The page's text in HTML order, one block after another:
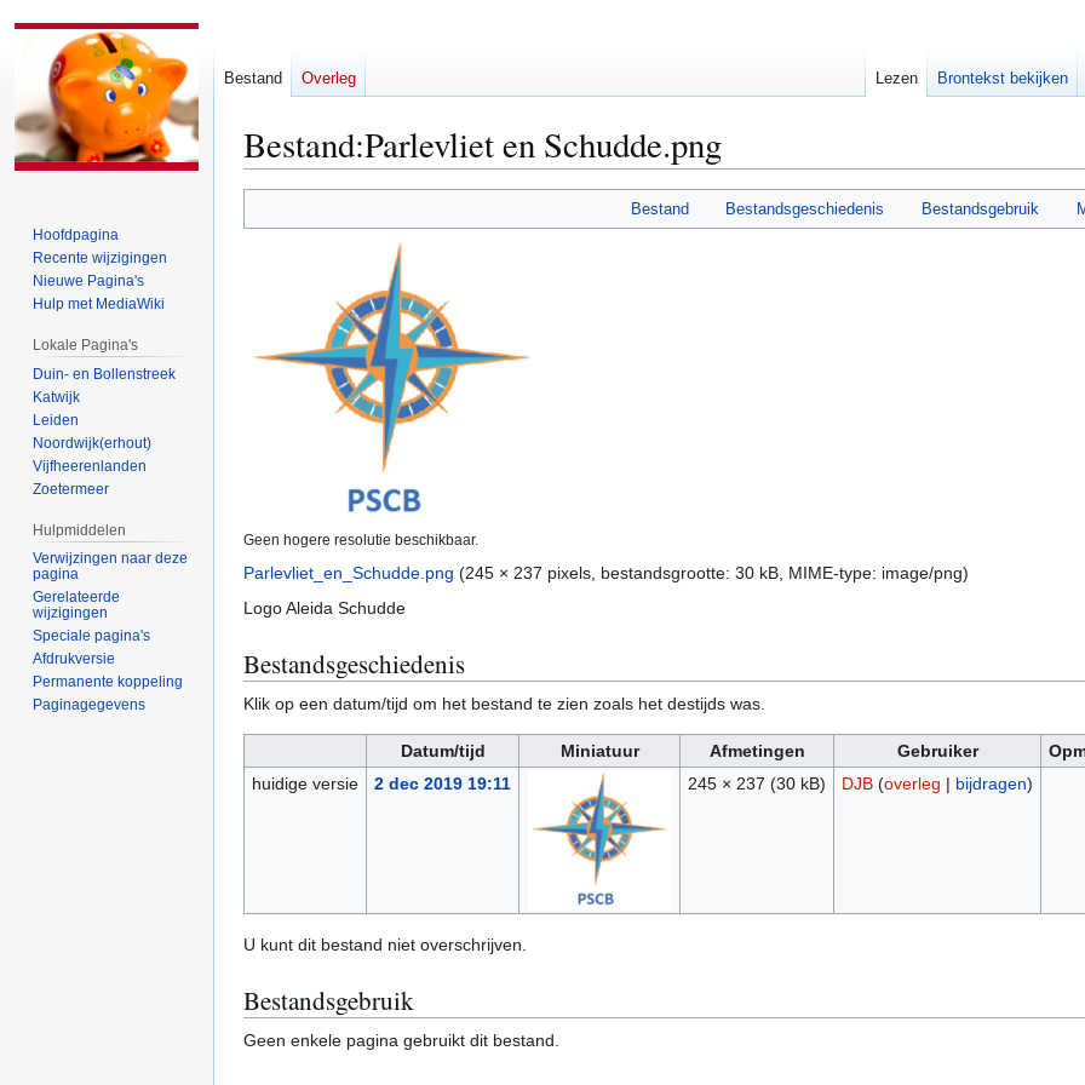
Bestand:Parlevliet en Schudde.png
navigatie
zoeken
Bestand Bestandsgeschiedenis Bestandsgebruik
Geen hogere resolutie beschikbaar.
Parlevliet_en_Schudde.png (245 × 237 pixels, bestandsgrootte: 30 kB, MIME-type: image/png)
Logo Aleida Schudde
Bestandsgeschiedenis
Klik op een datum/tijd om het bestand te zien zoals het destijds was.
Datum/tijd Miniatuur Afmetingen Gebruiker
huidige versie
2 dec 2019 19:11 245 × 237 (30 kB) DJB (overleg | bijdragen)
U kunt dit bestand niet overschrijven.
Bestandsgebruik
Geen enkele pagina gebruikt dit bestand.
Bestand Overleg Lezen Brontekst bekijken
Hoofdpagina
Recente wijzigingen
Nieuwe Pagina's
Hulp met MediaWiki
Lokale Pagina's
Duin- en Bollenstreek
Katwijk
Leiden
Noordwijk(erhout)
Vijfheerenlanden
Zoetermeer
Hulpmiddelen
Verwijzingen naar deze
pagina
Gerelateerde
wijzigingen
Speciale pagina's
Afdrukversie
Permanente koppeling
Paginagegevens